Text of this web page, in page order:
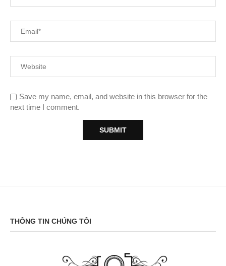
Save my name, email, and website in this browser for the
next time I comment.
THÔNG TIN CHÚNG TÔI